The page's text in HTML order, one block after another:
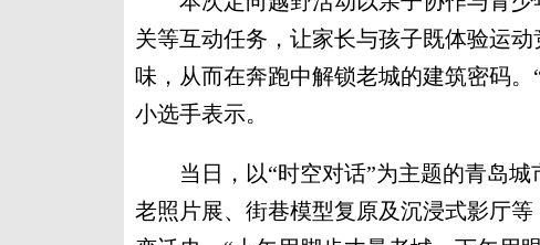
关等互动任务，让家长与孩子既体验运
味，从而在奔跑中解锁老城的建筑密码
小选手表示。
当日，以“时空对话”为主题的青岛城
老照片展、街巷模型复原及沉浸式影厅